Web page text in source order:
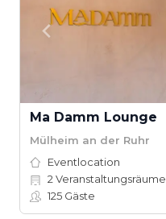
Ma Damm Lounge
Mülheim an der Ruhr
Eventlocation
2 Veranstaltungsräume
125 Gäste